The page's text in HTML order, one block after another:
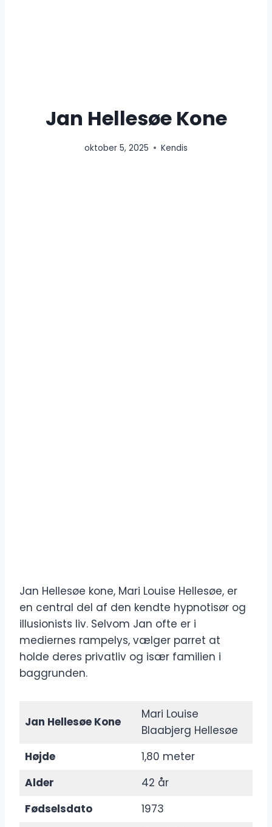
Jan Hellesøe Kone
oktober 5, 2025 Kendis
Jan Hellesøe kone, Mari Louise Hellesøe, er
en central del af den kendte hypnotisør og
illusionists liv. Selvom Jan ofte er i
mediernes rampelys, vælger parret at
holde deres privatliv og især familien i
baggrunden.
Jan Hellesøe Kone
Mari Louise
Blaabjerg Hellesøe
Højde
1,80 meter
Alder
42 år
Fødselsdato
1973